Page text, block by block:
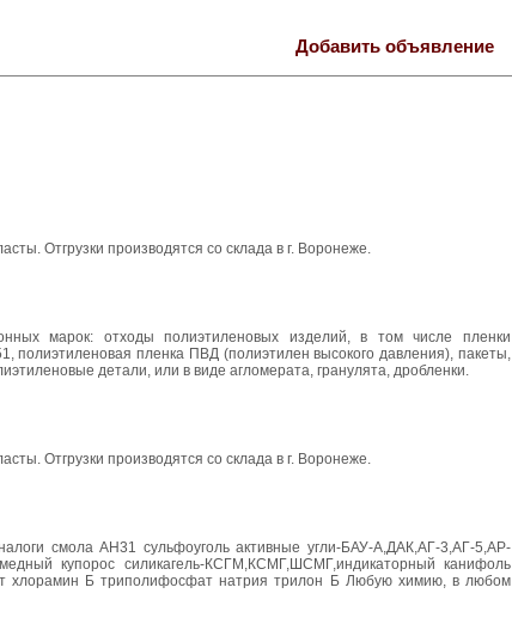
Добавить объявление
Отгрузки производятся со склада в г. Воронеже.
марок: отходы полиэтиленовых изделий, в том числе пленки
пленка ПВД (полиэтилен высокого давления), пакеты,
детали, или в виде агломерата, гранулята, дробленки.
Отгрузки производятся со склада в г. Воронеже.
смола АН31 сульфоуголь активные угли-БАУ-А,ДАК,АГ-3,АГ-5,АР-
купорос силикагель-КСГМ,КСМГ,ШСМГ,индикаторный канифоль
хлорамин Б триполифосфат натрия трилон Б Любую химию, в любом